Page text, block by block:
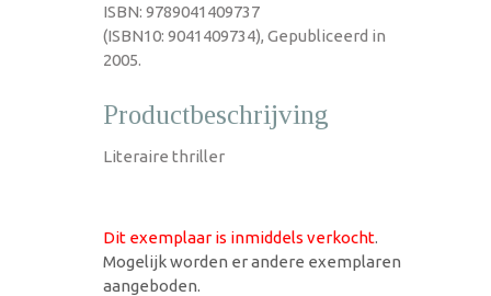
ISBN: 9789041409737
(ISBN10: 9041409734), Gepubliceerd in
2005.
Productbeschrijving
Literaire thriller
Dit exemplaar is inmiddels verkocht.
Mogelijk worden er andere exemplaren
aangeboden.